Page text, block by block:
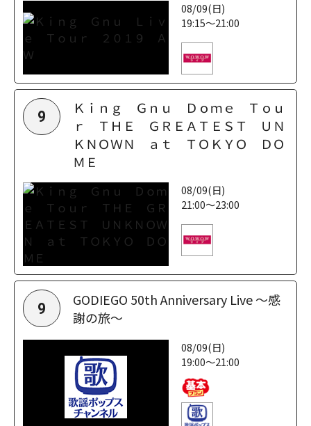
08/09(日)
19:15～21:00
9
Ｋｉｎｇ Ｇｎｕ Ｄｏｍｅ Ｔｏｕ
ｒ ＴＨＥ ＧＲＥＡＴＥＳＴ ＵＮ
ＫＮＯＷＮ ａｔ ＴＯＫＹＯ ＤＯ
ＭＥ
08/09(日)
21:00～23:00
9
GODIEGO 50th Anniversary Live ～感
謝の旅～
08/09(日)
19:00～21:00